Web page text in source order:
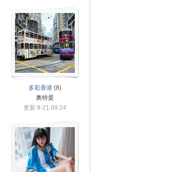
多彩香港 (8)
奥特蛋
更新 9-21 09:24